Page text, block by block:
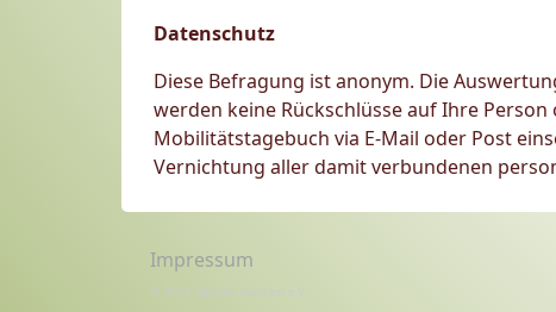
Datenschutz
Diese Befragung ist anonym. Die
werden keine Rückschlüsse auf Ihre
Mobilitätstagebuch via E-Mail oder Post
Vernichtung aller damit verbundenen
Impressum
© 2023 Sachen machen e.V.